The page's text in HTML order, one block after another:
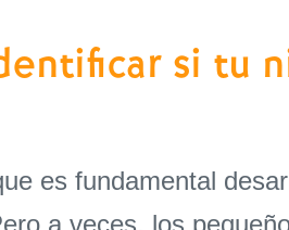
si tu
es fundamental